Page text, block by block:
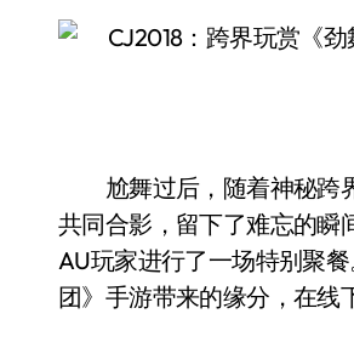
尬舞过后，随着神秘跨界
共同合影，留下了难忘的瞬
AU玩家进行了一场特别聚
团》手游带来的缘分，在线